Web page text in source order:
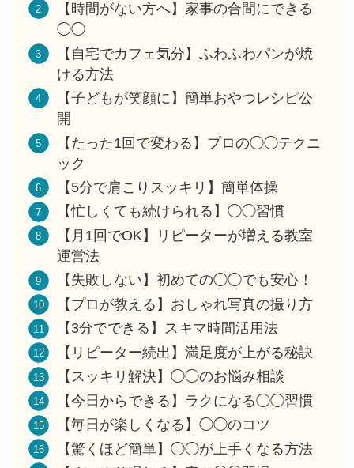
【時間がない方へ】家事の合間にできる
◯◯
【自宅でカフェ気分】ふわふわパンが焼
ける方法
【子どもが笑顔に】簡単おやつレシピ公
開
【たった1回で変わる】プロの◯◯テクニ
ック
【5分で肩こりスッキリ】簡単体操
【忙しくても続けられる】◯◯習慣
【月1回でOK】リピーターが増える教室
運営法
【失敗しない】初めての◯◯でも安心！
【プロが教える】おしゃれ写真の撮り方
【3分でできる】スキマ時間活用法
【リピーター続出】満足度が上がる秘訣
【スッキリ解決】◯◯のお悩み相談
【今日からできる】ラクになる◯◯習慣
【毎日が楽しくなる】◯◯のコツ
【驚くほど簡単】◯◯が上手くなる方法